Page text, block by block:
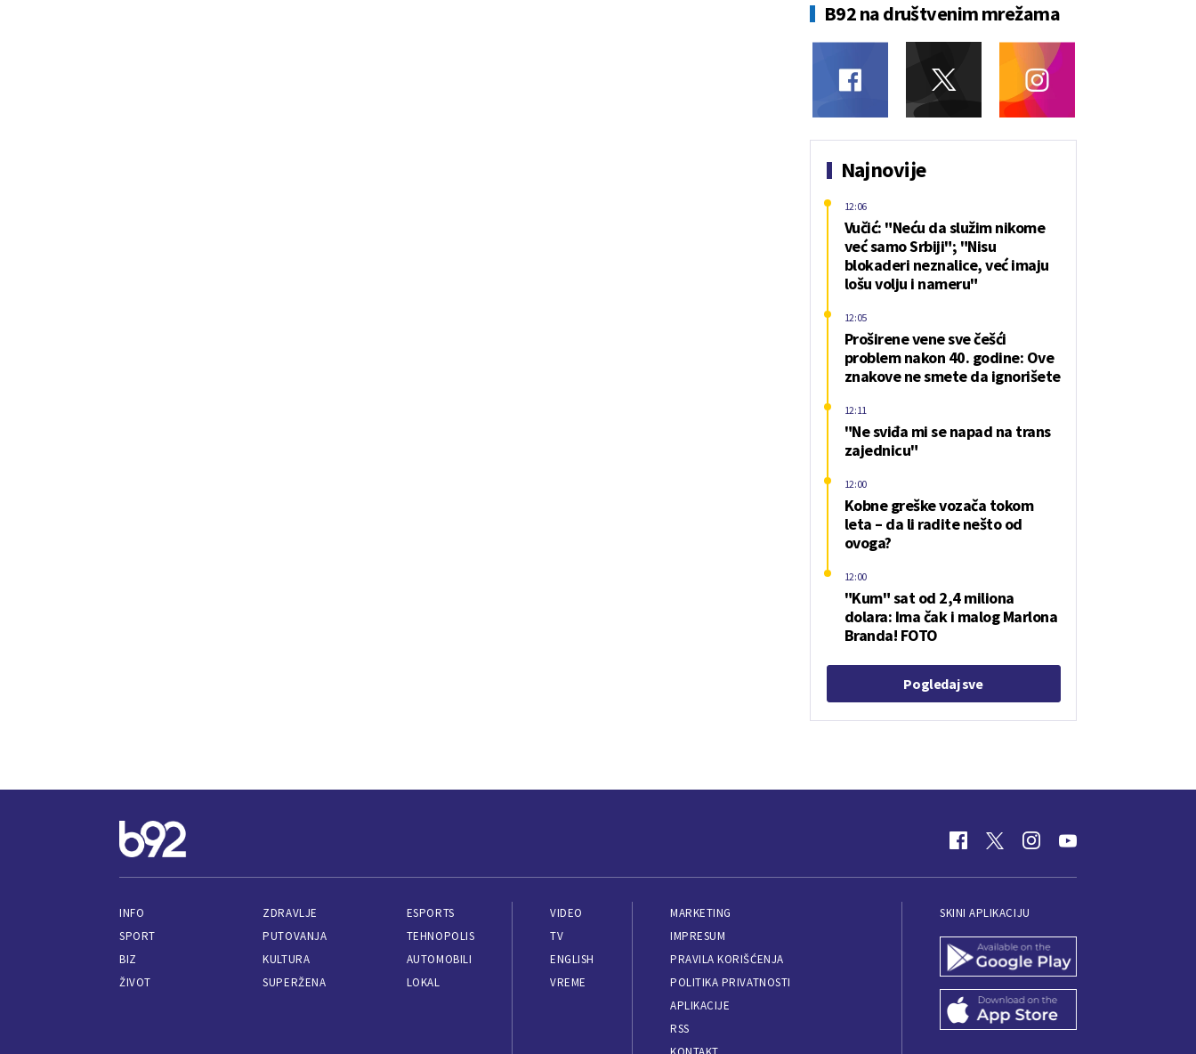
B92 na društvenim mrežama
Najnovije
Vučić: "Neću da služim nikome
već samo Srbiji"; "Nisu
blokaderi neznalice, već imaju
lošu volju i nameru"
12:06
Proširene vene sve češći
problem nakon 40. godine: Ove
znakove ne smete da ignorišete
12:05
"Ne sviđa mi se napad na trans
zajednicu"
12:11
Kobne greške vozača tokom
leta – da li radite nešto od
ovoga?
12:00
"Kum" sat od 2,4 miliona
dolara: Ima čak i malog Marlona
Branda! FOTO
12:00
Pogledaj sve
INFO
SPORT
BIZ
ŽIVOT
ZDRAVLJE
PUTOVANJA
KULTURA
SUPERŽENA
ESPORTS
TEHNOPOLIS
AUTOMOBILI
LOKAL
VIDEO
TV
ENGLISH
VREME
MARKETING
IMPRESUM
PRAVILA KORIŠĆENJA
POLITIKA PRIVATNOSTI
APLIKACIJE
RSS
SKINI APLIKACIJU